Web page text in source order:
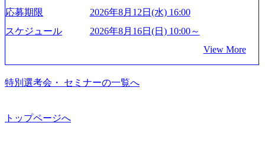
みを行うプロフェッショナルチームです。 今回1day選考対
象となるポジションは下記となります。 ・コンサルタント
(調達改革・設備O&M)【SCS SU】 ・コンサルタント(ECM/
SCM構想・PLM/MES改革)【SSC SU】 ・コンサルタント(物
流改革/需給プロセス改革)【SSC SU】 ・SCM/ECMデータ・
プロセス分析・AI活用_Sustainable SCM Strategy Unit(Strategy
Consultant職)≪東京・大阪≫ ・コンサルタント(SCS SUオー
どはなく、個別選考のみの実施を予定しています ※1名あた
募ください。 ● 応募後のフロー ・書類選考後、対象者の方
日までにプログラム参加者をご案内します ・初回プログラ
ム : 8月29日(土)10:00～13:30 @ベイン東京オフィス(六本木)
・10月17日(土)開催の選考会にて採用面接を実施する予定で
ラインまたはオフラインの実施 ※東京オフィスのみのご応
面接(20分～30分) ↓ 最終面接(30分～1時間) ＜終了時間に
関して＞ ※個別の進捗状況により終了時間は異なりますが
最大「15:00頃」の終了を目安としております。 ※当日の通
過人数が多い場合は、間に待ち時間が発生することや、時
間が伸びる可能性がございます。 勤務地問わず オンライン
書類選考を通過された方
もっと自由に誠実に提案できる会社をつくりたい」「胸を
張って会社が好きだと言えるような家族的な組織をつくり
たい」という想いで会社を設立 PwC・アクセンチュアとい
社出身者など、様々な経歴の社員が活躍しており、働きや
すく魅力的な環境が整っているため、定着率が高いことか
ら「働きがいのある会社」に4年連続ベストカンパニーに選
導入支援までワンストップでサービスを提供する。「世界
応募期限
2026年8月12日(水) 16:00
スケジュール
2026年8月16日(日) 10:00～
View More
特別選考会・ セミナーの一覧へ
トップページへ